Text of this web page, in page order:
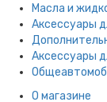
Масла и
Аксессуары
Аксессуары
О магазине